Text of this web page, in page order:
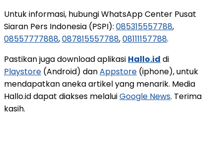
Untuk informasi, hubungi WhatsApp Center Pusat
Siaran Pers Indonesia (PSPI): 085315557788,
08557777888,087815557788,08111157788.
Pastikan juga download aplikasi Hallo.id di
Playstore (Android) danAppstore (iphone), untuk
mendapatkan aneka artikel yang menarik. Media
Hallo.id dapat diakses melaluiGoogle News. Terima
kasih.